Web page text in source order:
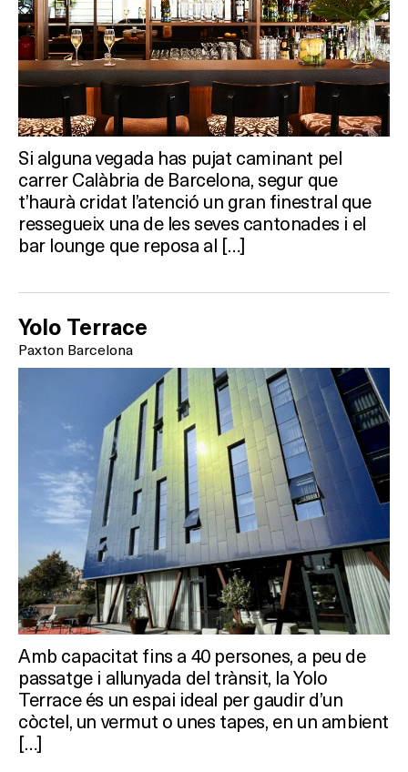
Què vols fer?
HOTELS
TERRASSES
SPAS
RESTAURANTS
SALES
Activitats
On?
Si alguna vegada has pujat caminant pel
carrer Calàbria de Barcelona, segur que
t’haurà cridat l’atenció un gran finestral que
ressegueix una de les seves cantonades i el
bar lounge que reposa al […]
Yolo Terrace
Paxton Barcelona
Amb capacitat fins a 40 persones, a peu de
passatge i allunyada del trànsit, la Yolo
Terrace és un espai ideal per gaudir d’un
còctel, un vermut o unes tapes, en un ambient
[…]